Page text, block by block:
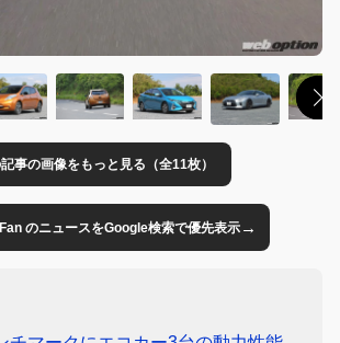
事の画像をもっと見る（全11枚）
のニュースをGoogle検索で優先表示→